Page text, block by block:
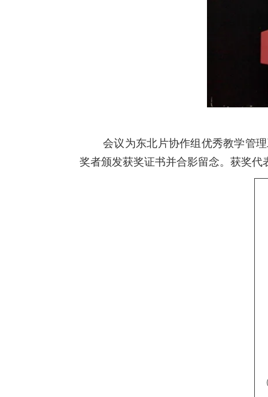
会议为东北片协作组优秀教学管
奖者颁发获奖证书并合影留念。获奖